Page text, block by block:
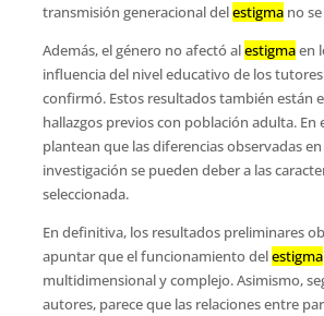
transmisión generacional delestigmano se
Además, el género no afectó alestigmaen
influencia del nivel educativo de los
confirmó. Estos resultados también están
hallazgos previos con población adulta. En
plantean que las diferencias observadas
investigación se pueden deber a las
seleccionada.
En definitiva, los resultados preliminares
apuntar que el funcionamiento delestigma
multidimensional y complejo. Asimismo,
autores, parece que las relaciones entre